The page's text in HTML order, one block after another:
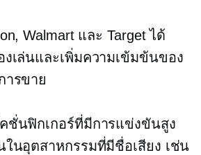
Walmart และ Target ได้
งเล่นและเพิ่มความเข้มข้นของ
ารขาย
ชั่นฟิกเกอร์ที่มีการแข่งขันสูง
ในอุตสาหกรรมที่มีชื่อเสียง เช่น